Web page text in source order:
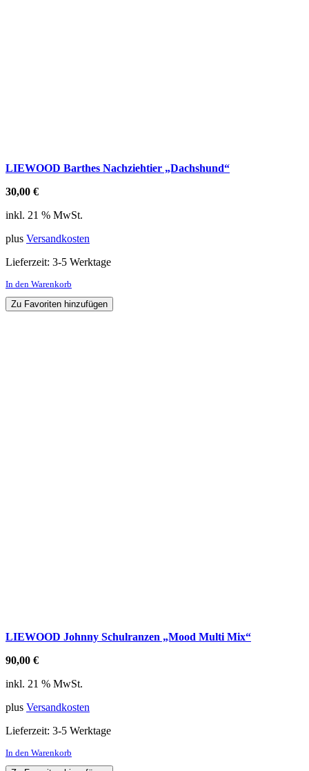
LIEWOOD Barthes Nachziehtier „Dachshund“
30,00 €
inkl. 21 % MwSt.
plus Versandkosten
Lieferzeit: 3-5 Werktage
In den Warenkorb
Zu Favoriten hinzufügen
LIEWOOD Johnny Schulranzen „Mood Multi Mix“
90,00 €
inkl. 21 % MwSt.
plus Versandkosten
Lieferzeit: 3-5 Werktage
In den Warenkorb